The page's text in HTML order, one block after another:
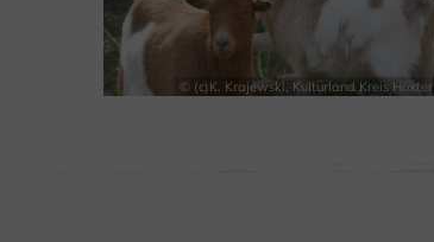
© (c)K. Krajewski, Kulturland Kreis Höxter